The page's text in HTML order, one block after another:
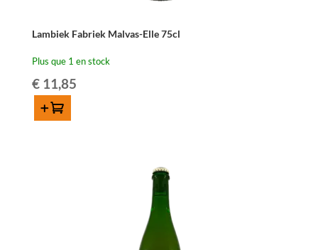
Lambiek Fabriek Malvas-Elle 75cl
Plus que 1 en stock
€11,85
Ajouter au panier